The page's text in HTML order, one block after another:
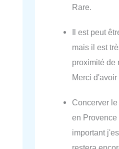
Rare.
Il est peut
mais il est
proximité de
Merci
Concerver
en Provence
important